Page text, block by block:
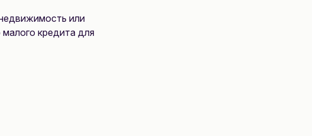
или
кредита для